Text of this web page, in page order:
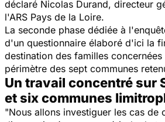
déclaré Nicolas Durand, directeur
l'ARS Pays de la Loire.
La seconde phase dédiée à
d'un questionnaire élaboré d'ici la
destination des familles
périmètre des sept communes
Un travail concentré sur
et six communes
"Nous allons investiguer les cas de